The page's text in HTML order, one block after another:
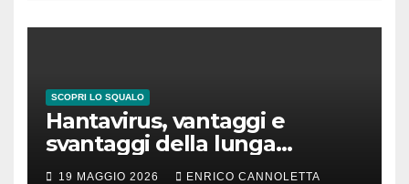
SCOPRI LO SQUALO
Hantavirus, vantaggi e
svantaggi della lunga
incubazione
19 MAGGIO 2026 ENRICO CANNOLETTA